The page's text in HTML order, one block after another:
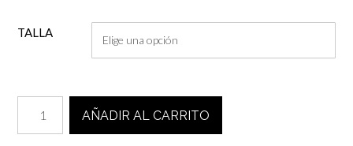
era:
29,95 €.
es:
19,95 €.
TALLA
"SONRÍO
SI
AÑADIR AL CARRITO